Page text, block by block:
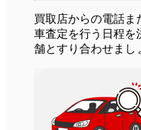
買取店からの電話ま
車査定を行う日程を
舗とすり合わせまし